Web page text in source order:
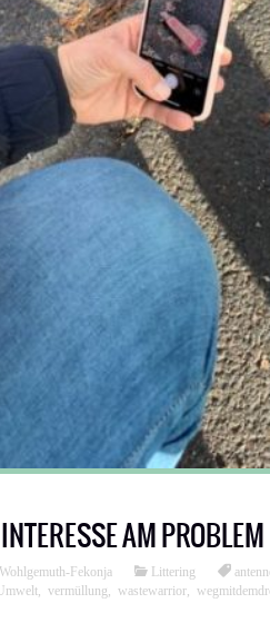
AM
Fekonja Littering
Umwelt ,vermüllung ,wastewarrior ,